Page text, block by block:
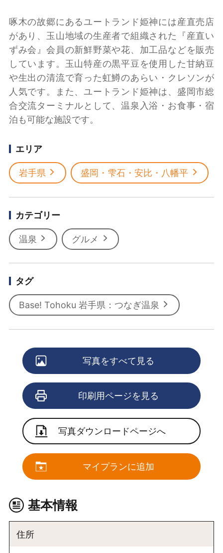
啄木の故郷にあるユートランド姫神には産直売店
があり、玉山地域の生産者で組織された『産直い
ずみ会』会員の新鮮野菜や花、加工品などを販売
しています。玉山特産の黒平豆を使用した甘納豆
や生出の清流で育った虹鱒のあらい・クレソンが
人気です。また、ユートランド姫神は、盛岡市総
合交流ターミナルとして、温泉入浴・お食事・宿
泊も可能な施設です。
エリア
岩手県 盛岡・雫石・安比・八幡平
カテゴリー
温泉 グルメ
タグ
Base! Tohoku 岩手県：つなぎ温泉
写真をすべて見る
印刷用ページを見る
写真ダウンロードページへ
マイプランに追加
基本情報
住所